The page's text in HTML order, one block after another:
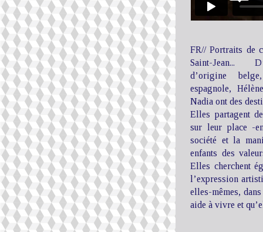
FR// Portraits de
Saint-Jean...
d’origine
espagnole,
Nadia ont des
Elles partagent
sur leur place -
société et la
enfants des
Elles cherchent
l’expression
elles-mêmes,
aide à vivre et